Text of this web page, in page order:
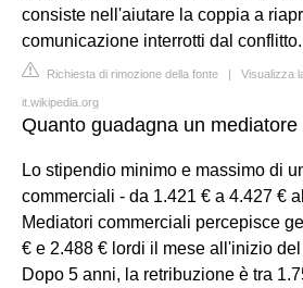
consiste nell'aiutare la coppia a
comunicazione interrotti dal conflitto.
Richiesta di rimozione della fonte | Visualizza
it.wikipedia.org
Quanto guadagna un mediatore
Lo stipendio minimo e massimo di
commerciali - da 1.421 € a 4.427 €
Mediatori commerciali percepisce
€ e 2.488 € lordi il mese all'inizio
Dopo 5 anni, la retribuzione è tra